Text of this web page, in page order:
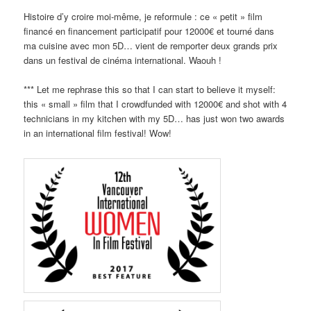
Histoire d’y croire moi-même, je reformule : ce « petit » film
financé en financement participatif pour 12000€ et tourné dans
ma cuisine avec mon 5D… vient de remporter deux grands prix
dans un festival de cinéma international. Waouh !
*** Let me rephrase this so that I can start to believe it myself:
this « small » film that I crowdfunded with 12000€ and shot with 4
technicians in my kitchen with my 5D… has just won two awards
in an international film festival! Wow!